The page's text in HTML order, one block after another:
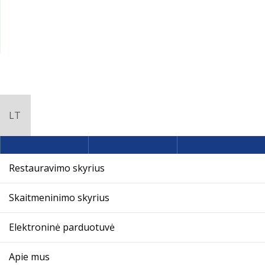
Restauravimo skyrius
Skaitmeninimo skyrius
Elektroninė parduotuvė
Apie mus